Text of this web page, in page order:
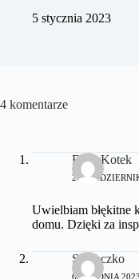
5 stycznia 2023
4 komentarze
FajnyKotek
21
Uwielbiam błękitne
domu. Dzięki za
Słoneczko
6 GRUDNIA